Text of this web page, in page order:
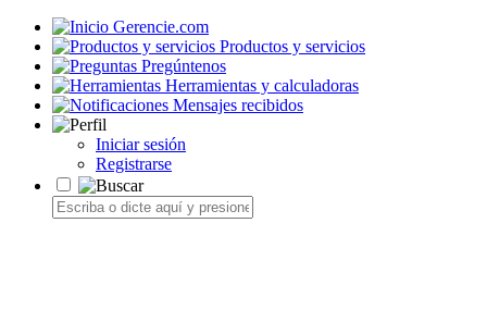
Gerencie.com
Productos y servicios
Pregúntenos
Herramientas y calculadoras
Mensajes recibidos
Iniciar sesión
Registrarse